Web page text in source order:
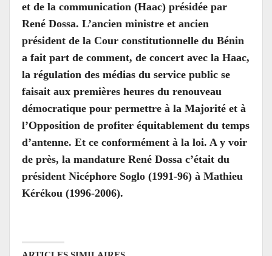
et de la communication (Haac) présidée par
René Dossa. L’ancien ministre et ancien
président de la Cour constitutionnelle du Bénin
a fait part de comment, de concert avec la Haac,
la régulation des médias du service public se
faisait aux premières heures du renouveau
démocratique pour permettre à la Majorité et à
l’Opposition de profiter équitablement du temps
d’antenne. Et ce conformément à la loi. A y voir
de près, la mandature René Dossa c’était du
président Nicéphore Soglo (1991-96) à Mathieu
Kérékou (1996-2006).